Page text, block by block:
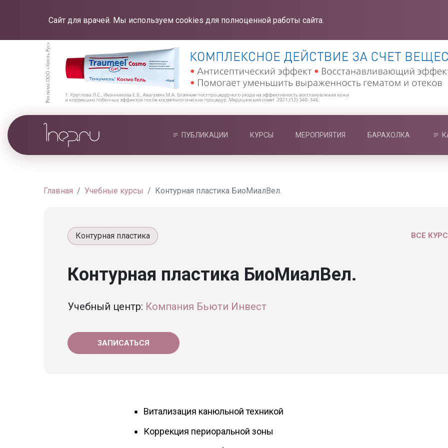
Сайт для врачей. Мы используем cookies для полноценной работы сайта.
ПУБЛИКАЦИИ КУРСЫ МЕРОПРИЯТИЯ БАРАХОЛКА
Главная Учебные курсы Контурная пластика БиоМиалВел.
ВСЕ
Контурная пластика
Контурная пластика БиоМиалВел.
Учебный центр: Компания Бьюти Инвест
ЗАПИСАТЬСЯ
Витализация канюльной техникой
Коррекция периоральной зоны